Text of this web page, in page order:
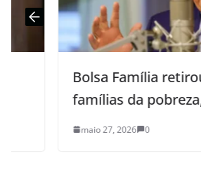
Bolsa Família retirou 5,1
famílias da pobreza, diz
maio 27, 2026 0